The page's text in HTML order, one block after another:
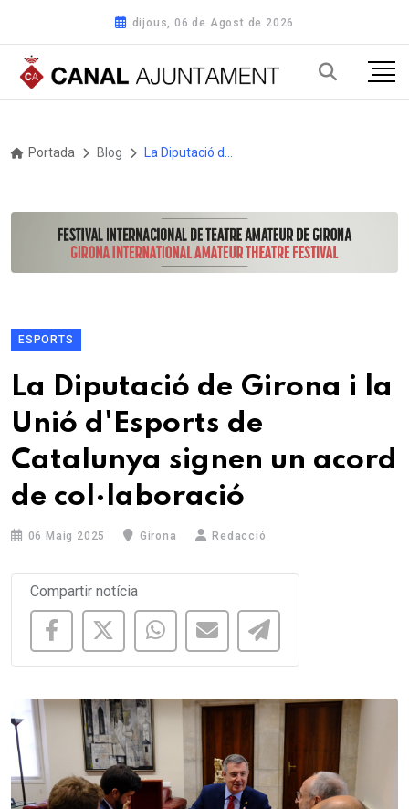
dijous, 06 de Agost de 2026
Portada Blog
ESPORTS
La Diputació de Girona i la
Unió d'Esports de
Catalunya signen un acord
de col·laboració
06 Maig 2025 Girona Redacció
Compartir notícia